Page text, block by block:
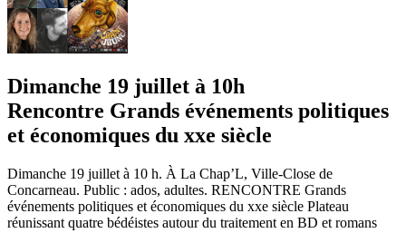
Dimanche 19 juillet à 10h
Rencontre Grands événements politiques
et économiques du xxe siècle
Dimanche 19 juillet à 10 h. À La Chap’L, Ville-Close de
Concarneau. Public : ados, adultes. RENCONTRE Grands
événements politiques et économiques du xxe siècle Plateau
réunissant quatre bédéistes autour du traitement en BD et romans